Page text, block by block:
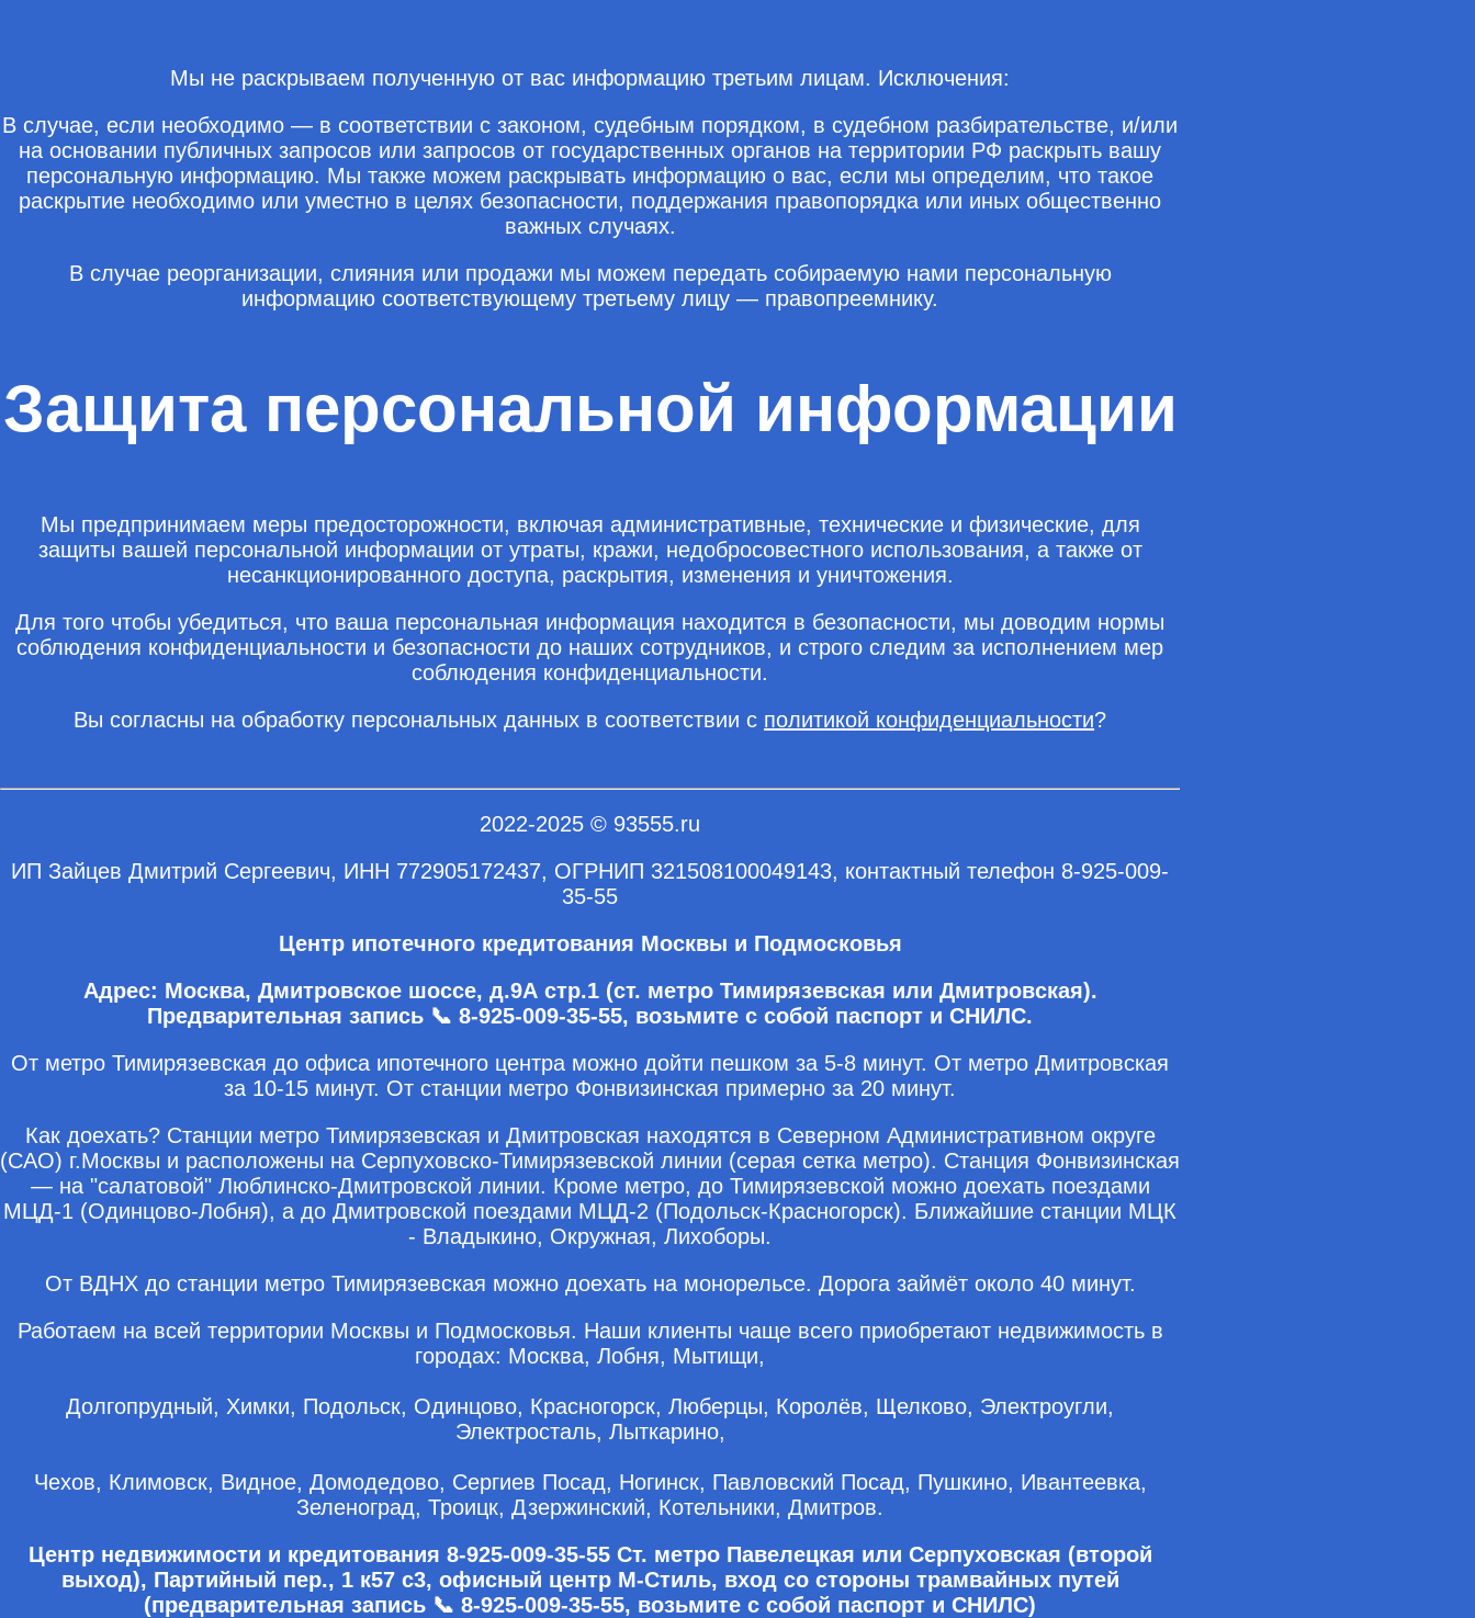
Мы не раскрываем полученную от вас информацию третьим лицам. Исключения:
В случае, если необходимо — в соответствии с законом, судебным порядком, в судебном разбирательстве, и/или
на основании публичных запросов или запросов от государственных органов на территории РФ раскрыть вашу
персональную информацию. Мы также можем раскрывать информацию о вас, если мы определим, что такое
раскрытие необходимо или уместно в целях безопасности, поддержания правопорядка или иных общественно
важных случаях.
В случае реорганизации, слияния или продажи мы можем передать собираемую нами персональную
информацию соответствующему третьему лицу — правопреемнику.
Защита персональной информации
Мы предпринимаем меры предосторожности, включая административные, технические и физические, для
защиты вашей персональной информации от утраты, кражи, недобросовестного использования, а также от
несанкционированного доступа, раскрытия, изменения и уничтожения.
Для того чтобы убедиться, что ваша персональная информация находится в безопасности, мы доводим нормы
соблюдения конфиденциальности и безопасности до наших сотрудников, и строго следим за исполнением мер
соблюдения конфиденциальности.
Вы согласны на обработку персональных данных в соответствии с политикой конфиденциальности?
2022-2025 © 93555.ru
ИП Зайцев Дмитрий Сергеевич, ИНН 772905172437, ОГРНИП 321508100049143, контактный телефон 8-925-009-
35-55
Центр ипотечного кредитования Москвы и Подмосковья
Адрес: Москва, Дмитровское шоссе, д.9А стр.1 (ст. метро Тимирязевская или Дмитровская).
Предварительная запись 📞 8-925-009-35-55, возьмите с собой паспорт и СНИЛС.
От метро Тимирязевская до офиса ипотечного центра можно дойти пешком за 5-8 минут. От метро Дмитровская
за 10-15 минут. От станции метро Фонвизинская примерно за 20 минут.
Как доехать? Станции метро Тимирязевская и Дмитровская находятся в Северном Административном округе
(САО) г.Москвы и расположены на Серпуховско-Тимирязевской линии (серая сетка метро). Станция Фонвизинская
— на "салатовой" Люблинско-Дмитровской линии. Кроме метро, до Тимирязевской можно доехать поездами
МЦД-1 (Одинцово-Лобня), а до Дмитровской поездами МЦД-2 (Подольск-Красногорск). Ближайшие станции МЦК
- Владыкино, Окружная, Лихоборы.
От ВДНХ до станции метро Тимирязевская можно доехать на монорельсе. Дорога займёт около 40 минут.
Работаем на всей территории Москвы и Подмосковья. Наши клиенты чаще всего приобретают недвижимость в
городах: Москва, Лобня, Мытищи,
Долгопрудный, Химки, Подольск, Одинцово, Красногорск, Люберцы, Королёв, Щелково, Электроугли,
Электросталь, Лыткарино,
Чехов, Климовск, Видное, Домодедово, Сергиев Посад, Ногинск, Павловский Посад, Пушкино, Ивантеевка,
Зеленоград, Троицк, Дзержинский, Котельники, Дмитров.
Центр недвижимости и кредитования 8-925-009-35-55 Ст. метро Павелецкая или Серпуховская (второй
выход), Партийный пер., 1 к57 с3, офисный центр М-Стиль, вход со стороны трамвайных путей
(предварительная запись 📞 8-925-009-35-55, возьмите с собой паспорт и СНИЛС)